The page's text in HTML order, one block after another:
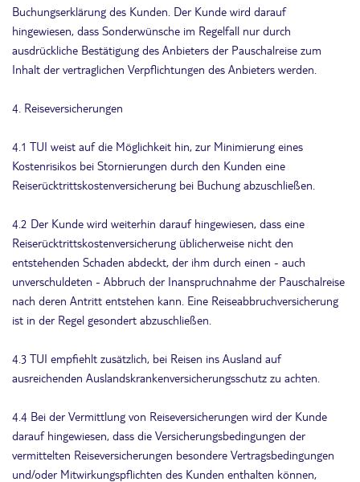
Buchungserklärung des Kunden. Der Kunde wird darauf
hingewiesen, dass Sonderwünsche im Regelfall nur durch
ausdrückliche Bestätigung des Anbieters der Pauschalreise zum
Inhalt der vertraglichen Verpflichtungen des Anbieters werden.
4. Reiseversicherungen
4.1 TUI weist auf die Möglichkeit hin, zur Minimierung eines
Kostenrisikos bei Stornierungen durch den Kunden eine
Reiserücktrittskostenversicherung bei Buchung abzuschließen.
4.2 Der Kunde wird weiterhin darauf hingewiesen, dass eine
Reiserücktrittskostenversicherung üblicherweise nicht den
entstehenden Schaden abdeckt, der ihm durch einen - auch
unverschuldeten - Abbruch der Inanspruchnahme der Pauschalreise
nach deren Antritt entstehen kann. Eine Reiseabbruchversicherung
ist in der Regel gesondert abzuschließen.
4.3 TUI empfiehlt zusätzlich, bei Reisen ins Ausland auf
ausreichenden Auslandskrankenversicherungsschutz zu achten.
4.4 Bei der Vermittlung von Reiseversicherungen wird der Kunde
darauf hingewiesen, dass die Versicherungsbedingungen der
vermittelten Reiseversicherungen besondere Vertragsbedingungen
und/oder Mitwirkungspflichten des Kunden enthalten können,